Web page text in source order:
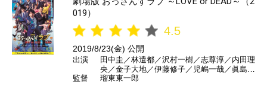
019）
4.5
2019/8/23(金) 公開
出演
田中圭／林遣都／沢村一樹／志尊淳／内田理
央／金子大地／伊藤修子／児嶋一哉／眞島秀
和／大塚寧々／吉田鋼太郎／ゆいP ほか
監督 瑠東東一郎